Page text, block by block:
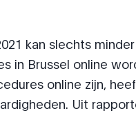
kan slechts
in Brussel online
online zijn,
Uit